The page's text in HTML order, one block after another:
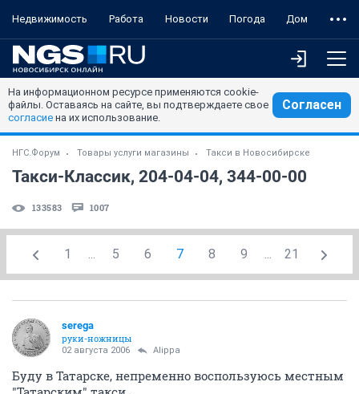
Недвижимость Работа Новости Погода Дом
На информационном ресурсе применяются cookie-
файлы. Оставаясь на сайте, вы подтверждаете свое
согласие на их использование.
Согласен
НГС.Форум Товары услуги магазины Такси в Новосибирске
Такси-Классик, 204-04-04, 344-00-00
133583 1007
1 ... 5 6 7 8 9 ... 21
serega
руки-ножницы
02 августа 2006 Alippa
Буду в Татарске, непременно воспользуюсь местным